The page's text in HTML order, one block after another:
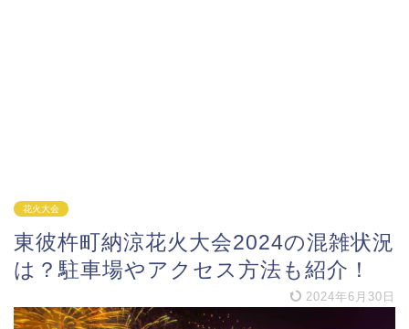
花火大会
東彼杵町納涼花火大会2024の混雑状況
は？駐車場やアクセス方法も紹介！
2024年6月30日